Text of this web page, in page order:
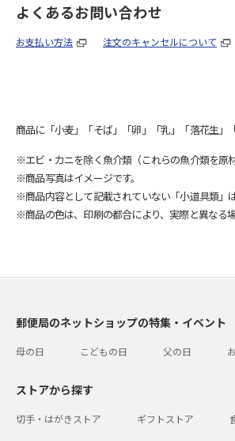
よくあるお問い合わせ
お支払い方法 注文のキャンセルについて
商品に「小麦」「そば」「卵」「乳」「落花生」
※エビ・カニを除く魚介類（これらの魚介類を原
※商品写真はイメージです。
※商品内容として記載されていない「小道具類」
※商品の色は、印刷の都合により、実際と異なる
郵便局のネットショップの特集・イベント
母の日 こどもの日 父の日
ストアから探す
切手・はがきストア ギフトストア